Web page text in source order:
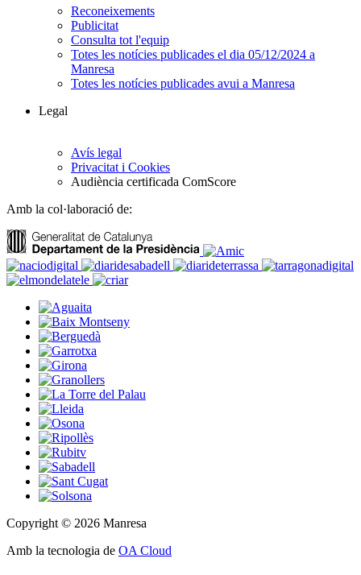
Reconeixements
Publicitat
Consulta tot l'equip
Totes les notícies publicades el dia 05/12/2024 a
Manresa
Totes les notícies publicades avui a Manresa
Legal
Avís legal
Privacitat i Cookies
Audiència certificada ComScore
Amb la col·laboració de:
Copyright © 2026 Manresa
Amb la tecnologia de OA Cloud